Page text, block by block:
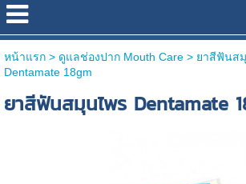
หน้าแรก> ดูแลช่องปาก Mouth Care > ยาสีฟันส
Dentamate 18gm
ยาสีฟันสมุนไพร Dentamate